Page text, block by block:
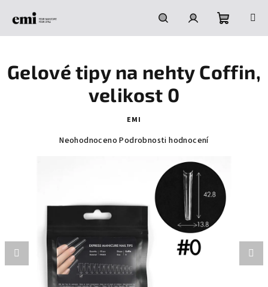
HledatPřihlášeníNákupní
košík
Gelové tipy na nehty Coffin,
velikost 0
EMI
Průměrné
Neohodnoceno Podrobnosti hodnocení